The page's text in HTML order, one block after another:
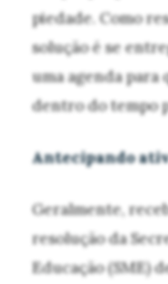
piedade. Como
solução é se
uma agenda
dentro do tempo
Antecipando
Geralmente,
resolução da
Educação (SME)